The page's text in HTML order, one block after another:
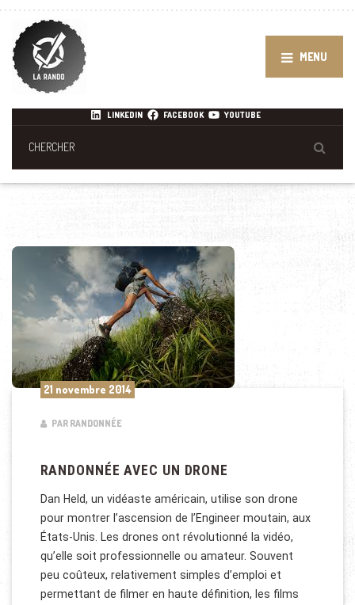
MENU
LINKEDIN FACEBOOK YOUTUBE
21 novembre 2014
PAR RANDONNÉE
RANDONNÉE AVEC UN DRONE
Dan Held, un vidéaste américain, utilise son drone
pour montrer l’ascension de l’Engineer moutain, aux
États-Unis. Les drones ont révolutionné la vidéo,
qu’elle soit professionnelle ou amateur. Souvent
peu coûteux, relativement simples d’emploi et
permettant de filmer en haute définition, les films